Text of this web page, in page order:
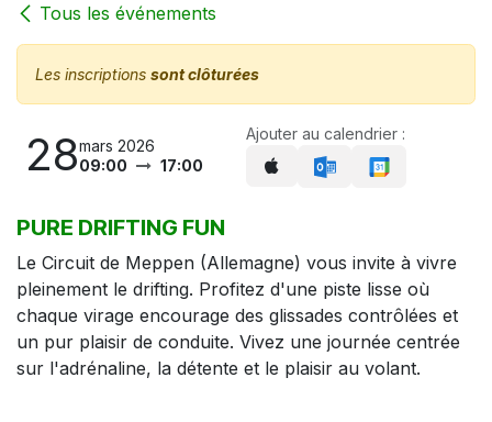
Tous les événements
Les inscriptions sont clôturées
28mars 2026
09:00
17:00
Ajouter au calendrier :
PURE DRIFTING FUN
Le Circuit de Meppen (Allemagne) vous invite à vivre
pleinement le drifting. Profitez d'une piste lisse où
chaque virage encourage des glissades contrôlées et
un pur plaisir de conduite. Vivez une journée centrée
sur l'adrénaline, la détente et le plaisir au volant.